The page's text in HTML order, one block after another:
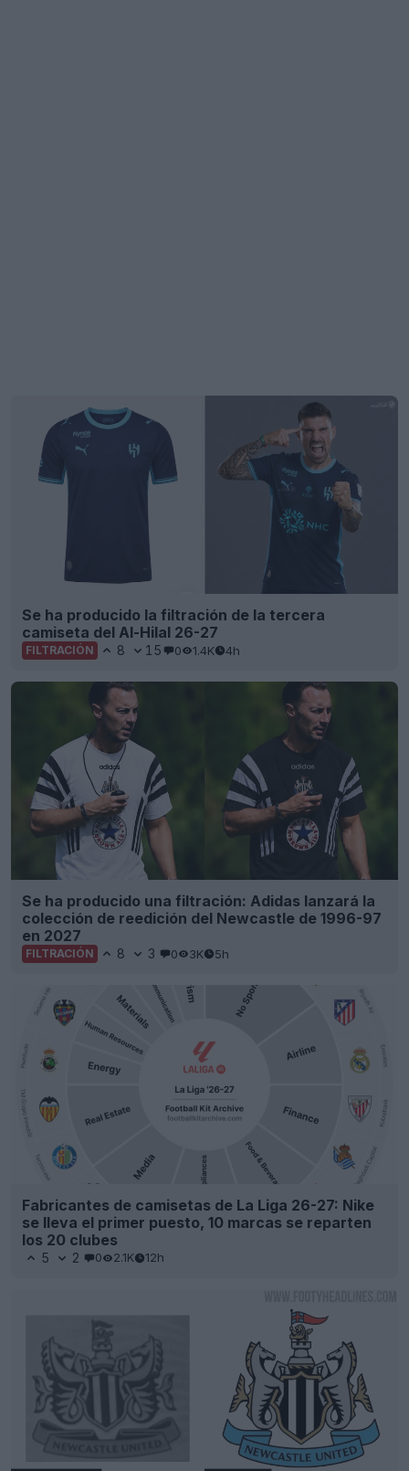
Se ha producido la filtración de la tercera
camiseta del Al-Hilal 26-27
FILTRACIÓN 8 15 0 1.4K 4h
Se ha producido una filtración: Adidas lanzará la
colección de reedición del Newcastle de 1996-97
en 2027
FILTRACIÓN 8 3 0 3K 5h
Fabricantes de camisetas de La Liga 26-27: Nike
se lleva el primer puesto, 10 marcas se reparten
los 20 clubes
5 2 0 2.1K 12h